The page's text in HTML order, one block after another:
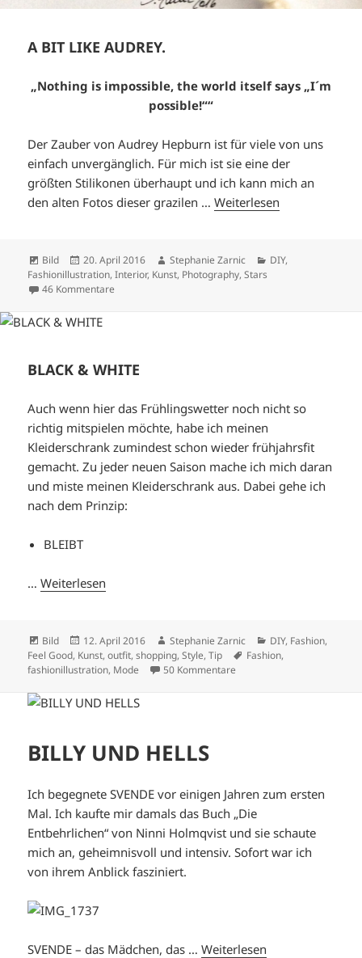
A BIT LIKE AUDREY.
„Nothing is impossible, the world itself says „I´m
possible!““
Der Zauber von Audrey Hepburn ist für viele von uns
einfach unvergänglich. Für mich ist sie eine der
größten Stilikonen überhaupt und ich kann mich an
den alten Fotos dieser grazilen …Weiterlesen
Format
Bild
Veröffentlicht
am
20. April 2016 Autor
Stephanie Zarnic Kategorien
DIY,
Fashionillustration,Interior, Kunst, Photography,Stars
46 Kommentare
BLACK & WHITE
Auch wenn hier das Frühlingswetter noch nicht so
richtig mitspielen möchte, habe ich meinen
Kleiderschrank zumindest schon wieder frühjahrsfit
gemacht. Zu jeder neuen Saison mache ich mich daran
und miste meinen Kleiderschrank aus. Dabei gehe ich
nach dem Prinzip:
BLEIBT
…Weiterlesen
Format
Bild
Veröffentlicht
am
12. April 2016 Autor
Stephanie Zarnic Kategorien
DIY, Fashion,
Feel Good, Kunst,outfit,shopping,Style,Tip Schlagwörter
Fashion,
fashionillustration, Mode 50 Kommentare
BILLY UND HELLS
Ich begegnete SVENDE vor einigen Jahren zum ersten
Mal. Ich kaufte mir damals das Buch „Die
Entbehrlichen“ von Ninni Holmqvist und sie schaute
mich an, geheimnisvoll und intensiv. Sofort war ich
von ihrem Anblick fasziniert.
SVENDE – das Mädchen, das …Weiterlesen